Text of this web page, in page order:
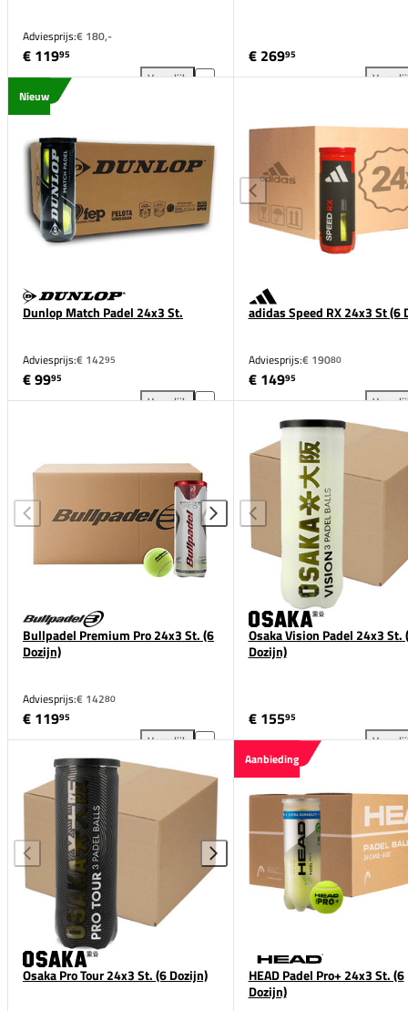
Adviesprijs:€ 180,-
€ 11995
Vergelijk
€ 26995
Nieuw
Dunlop Match Padel 24x3 St.
Adviesprijs:€ 14295
€ 9995
Vergelijk
Dunlop Match Padel 24x3 St. toevoegen aan
adidas Speed RX 24x3 St (6
Adviesprijs:€ 19080
€ 14995
Bullpadel Premium Pro 24x3 St. (6
Dozijn)
Adviesprijs:€ 14280
€ 11995
Vergelijk
Bullpadel Premium Pro 24x3 St. (6 Dozijn)
Osaka Vision Padel 24x3 St.
Dozijn)
€ 15595
Osaka Pro Tour 24x3 St. (6 Dozijn)
Aanbieding
HEAD Padel Pro+ 24x3 St. (6
Dozijn)